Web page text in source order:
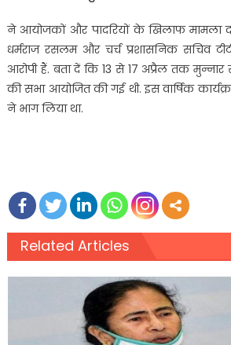
ने आयोजकों और पादरियों के खिलाफ मामला
धर्मराज रसलम और चर्च प्रशासनिक सचिव
आरोपी हैं. बता दें कि 13 से 17 अप्रैल तक मुन्नार
की सभा आयोजित की गई थी. इस वार्षिक
ने भाग लिया था.
Related Articles